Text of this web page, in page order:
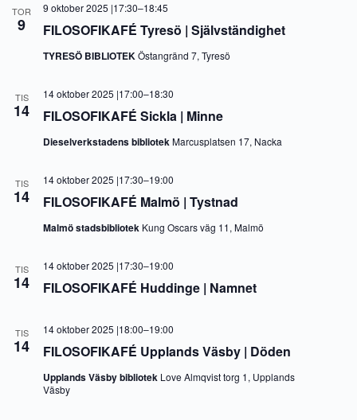
TOR
9 FILOSOFIKAFÉ Tyresö | Självständighet
9 oktober 2025 |17:30–18:45
TYRESÖ BIBLIOTEKÖstangränd 7, Tyresö
TIS
14 FILOSOFIKAFÉ Sickla | Minne
14 oktober 2025 |17:00–18:30
Dieselverkstadens bibliotekMarcusplatsen 17, Nacka
TIS
14 FILOSOFIKAFÉ Malmö | Tystnad
14 oktober 2025 |17:30–19:00
Malmö stadsbibliotek Kung Oscars väg 11, Malmö
TIS
14 FILOSOFIKAFÉ Huddinge | Namnet
14 oktober 2025 |17:30–19:00
TIS
14 FILOSOFIKAFÉ Upplands Väsby | Döden
14 oktober 2025 |18:00–19:00
Upplands Väsby bibliotek Love Almqvist torg 1, Upplands
Väsby